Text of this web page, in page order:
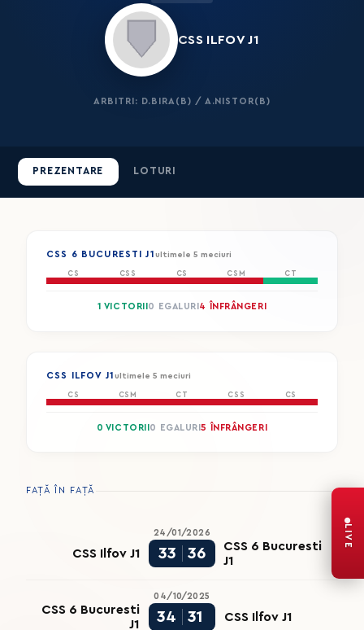
CSS ILFOV J1
ARBITRI: D.BIRA(B) / A.NISTOR(B)
PREZENTARE LOTURI
CSS 6 BUCURESTI J1 ultimele 5 meciuri
CS CSS CS CSM CT
1 VICTORII 0 EGALURI 4 ÎNFRÂNGERI
CSS ILFOV J1 ultimele 5 meciuri
CS CSM CT CSS CS
0 VICTORII 0 EGALURI5 ÎNFRÂNGERI
FAȚĂ ÎN FAȚĂ
24/01/2026
CSS Ilfov J1 33 36
CSS 6 Bucuresti
J1
04/10/2025
CSS 6 Bucuresti
J1
34 31 CSS Ilfov J1
LIVE